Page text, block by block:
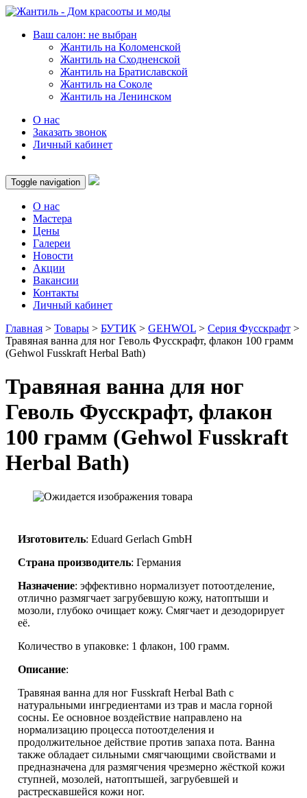
Ваш салон: не выбран
Жантиль на Коломенской
Жантиль на Сходненской
Жантиль на Братиславской
Жантиль на Соколе
Жантиль на Ленинском
О нас
Заказать звонок
Личный кабинет
Toggle navigation
О нас
Мастера
Цены
Галереи
Новости
Акции
Вакансии
Контакты
Личный кабинет
Главная > Товары > БУТИК > GEHWOL > Серия Фусскрафт >
Травяная ванна для ног Геволь Фусскрафт, флакон 100 грамм
(Gehwol Fusskraft Herbal Bath)
Травяная ванна для ног
Геволь Фусскрафт, флакон
100 грамм (Gehwol Fusskraft
Herbal Bath)
Изготовитель: Eduard Gerlach GmbH
Страна производитель: Германия
Назначение: эффективно нормализует потоотделение,
отлично размягчает загрубевшую кожу, натоптыши и
мозоли, глубоко очищает кожу. Смягчает и дезодорирует
её.
Количество в упаковке: 1 флакон, 100 грамм.
Описание:
Травяная ванна для ног Fusskraft Herbal Bath с
натуральными ингредиентами из трав и масла горной
сосны. Ее основное воздействие направлено на
нормализацию процесса потоотделения и
продолжительное действие против запаха пота. Ванна
также обладает сильными смягчающими свойствами и
предназначена для размягчения чрезмерно жёсткой кожи
ступней, мозолей, натоптышей, загрубевшей и
растрескавшейся кожи ног.